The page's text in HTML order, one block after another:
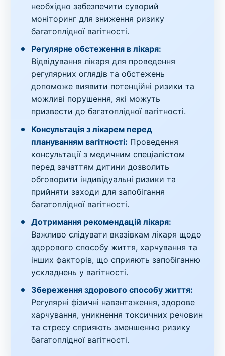
необхідно забезпечити суворий
моніторинг для зниження ризику
багатоплідної вагітності.
Регулярне обстеження в лікаря:
Відвідування лікаря для проведення
регулярних оглядів та обстежень
допоможе виявити потенційні ризики та
можливі порушення, які можуть
призвести до багатоплідної вагітності.
Консультація з лікарем перед
плануванням вагітності: Проведення
консультації з медичним спеціалістом
перед зачаттям дитини дозволить
обговорити індивідуальні ризики та
прийняти заходи для запобігання
багатоплідної вагітності.
Дотримання рекомендацій лікаря:
Важливо слідувати вказівкам лікаря щодо
здорового способу життя, харчування та
інших факторів, що сприяють запобіганню
ускладнень у вагітності.
Збереження здорового способу життя:
Регулярні фізичні навантаження, здорове
харчування, уникнення токсичних речовин
та стресу сприяють зменшенню ризику
багатоплідної вагітності.